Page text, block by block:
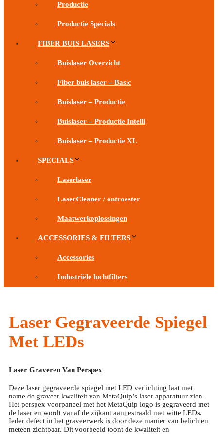
Productie
Productie Specials
FIBER BUIS LASERS
Buislaser Overzicht
Fiber buis laser – Basic
Buislaser – Productie
Buislaser – Productie Intelli
Buislaser – Productie XL
SPECIALS
Laserlaser
LaserCleaner / ontroester
Maatwerkoplossingen
ACCESSORIES & FILTERS
Accessories
Industriële luchtfilters
Laser Gegraveerde Spiegel
Met LEDs
Laser Graveren Van Perspex
Deze laser gegraveerde spiegel met LED verlichting laat met
name de graveer kwaliteit van MetaQuip’s laser apparatuur zien.
Het perspex voorpaneel met het MetaQuip logo is gegraveerd met
de laser en wordt vanaf de zijkant aangestraald met witte LEDs.
Ieder defect in het graveerwerk is door deze manier van belichten
meteen zichtbaar. Dit voorbeeld toont de kwaliteit en